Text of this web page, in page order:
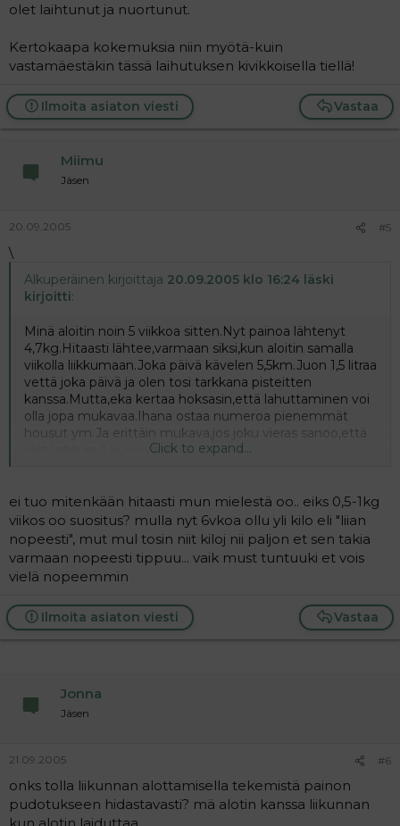
olet laihtunut ja nuortunut.
Kertokaapa kokemuksia niin myötä-kuin
vastamäestäkin tässä laihutuksen kivikkoisella tiellä!
Vastaa
Ilmoita asiaton viesti
Miimu
Jäsen
20.09.2005 #5
\
Alkuperäinen kirjoittaja 20.09.2005 klo 16:24 läski
kirjoitti:
Minä aloitin noin 5 viikkoa sitten.Nyt painoa lähtenyt
4,7kg.Hitaasti lähtee,varmaan siksi,kun aloitin samalla
viikolla liikkumaan.Joka päivä kävelen 5,5km.Juon 1,5 litraa
vettä joka päivä ja olen tosi tarkkana pisteitten
kanssa.Mutta,eka kertaa hoksasin,että lahuttaminen voi
olla jopa mukavaa.Ihana ostaa numeroa pienemmät
housut ym.Ja erittäin mukava,jos joku vieras sanoo,että
olet laihtunut ja nuortunut.
tässä laihutuksen kivikkoisella tiellä!
Click to expand...
ei tuo mitenkään hitaasti mun mielestä oo.. eiks 0,5-1kg
viikos oo suositus? mulla nyt 6vkoa ollu yli kilo eli "liian
nopeesti", mut mul tosin niit kiloj nii paljon et sen takia
varmaan nopeesti tippuu... vaik must tuntuuki et vois
vielä nopeemmin
Vastaa
Ilmoita asiaton viesti
Jonna
Jäsen
21.09.2005 #6
onks tolla liikunnan alottamisella tekemistä painon
pudotukseen hidastavasti? mä alotin kanssa liikunnan
kun alotin laiduttaa..